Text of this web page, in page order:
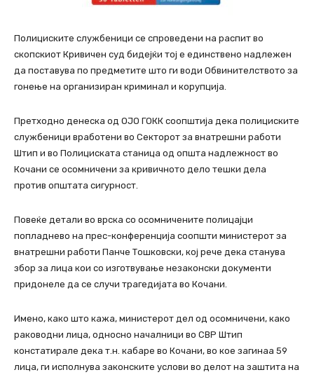
Полициските службеници се спроведени на распит во
скопскиот Кривичен суд бидејќи тој е единствено надлежен
да поставува по предметите што ги води Обвинителството за
гонење на организиран криминал и корупција.
Претходно денеска од ОЈО ГОКК соопштија дека полициските
службеници вработени во Секторот за внатрешни работи
Штип и во Полициската станица од општа надлежност во
Кочани се осомничени за кривичното дело тешки дела
против општата сигурност.
Повеќе детали во врска со осомничените полицајци
попладнево на прес-конференција соопшти министерот за
внатрешни работи Панче Тошковски, кој рече дека станува
збор за лица кои со изготвување незаконски документи
придонеле да се случи трагедијата во Кочани.
Имено, како што кажа, министерот дел од осомничени, како
раководни лица, односно началници во СВР Штип
констатирале дека т.н. кабаре во Кочани, во кое загинаа 59
лица, ги исполнува законските услови во делот на заштита на